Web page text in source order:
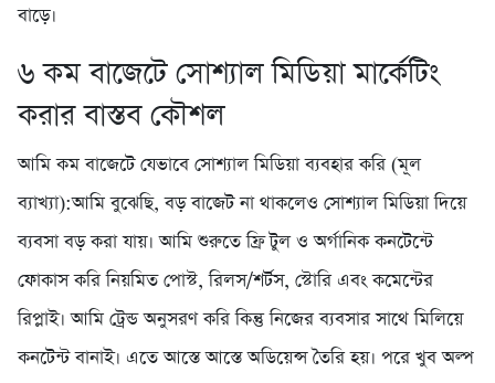
বাড়ে।
৬️ কম বাজেটে সোশ্যাল মিডিয়া মার্কেটিং
করার বাস্তব কৌশল
আমি কম বাজেটে যেভাবে সোশ্যাল মিডিয়া ব্যবহার করি (মূল
ব্যাখ্যা):আমি বুঝেছি, বড় বাজেট না থাকলেও সোশ্যাল মিডিয়া দিয়ে
ব্যবসা বড় করা যায়। আমি শুরুতে ফ্রি টুল ও অর্গানিক কনটেন্টে
ফোকাস করি নিয়মিত পোস্ট, রিলস/শর্টস, স্টোরি এবং কমেন্টের
রিপ্লাই। আমি ট্রেন্ড অনুসরণ করি কিন্তু নিজের ব্যবসার সাথে মিলিয়ে
কনটেন্ট বানাই। এতে আস্তে আস্তে অডিয়েন্স তৈরি হয়। পরে খুব অল্প